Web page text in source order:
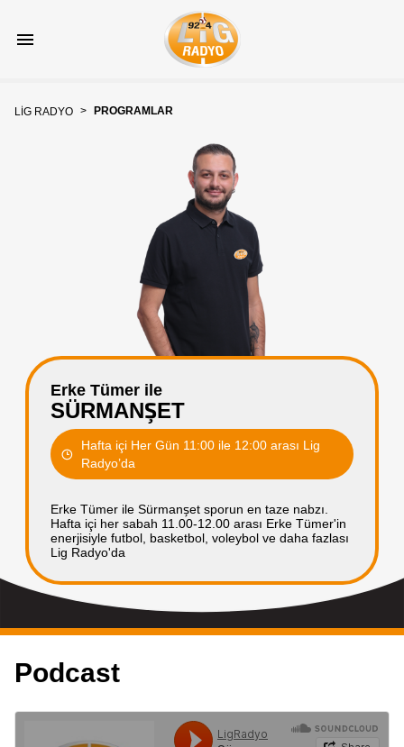
LİG RADYO > PROGRAMLAR
Erke Tümer ile
SÜRMANŞET
Hafta içi Her Gün 11:00 ile 12:00 arası Lig
Radyo’da
Erke Tümer ile Sürmanşet sporun en taze nabzı.
Hafta içi her sabah 11.00-12.00 arası Erke Tümer'in
enerjisiyle futbol, basketbol, voleybol ve daha fazlası
Lig Radyo'da
Podcast